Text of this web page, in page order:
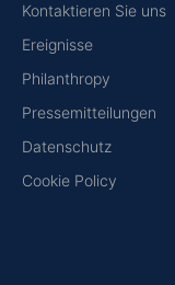
Kontaktieren Sie uns
Ereignisse
Philanthropy
Pressemitteilungen
Datenschutz
Cookie Policy